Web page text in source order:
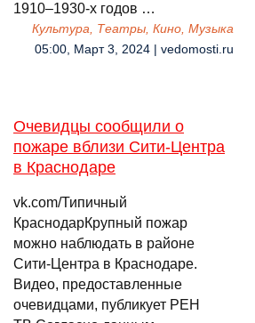
1910–1930-х годов …
Культура, Театры, Кино, Музыка
05:00, Март 3, 2024 | vedomosti.ru
Очевидцы сообщили о
пожаре вблизи Сити-Центра
в Краснодаре
vk.com/Типичный
КраснодарКрупный пожар
можно наблюдать в районе
Сити-Центра в Краснодаре.
Видео, предоставленные
очевидцами, публикует РЕН